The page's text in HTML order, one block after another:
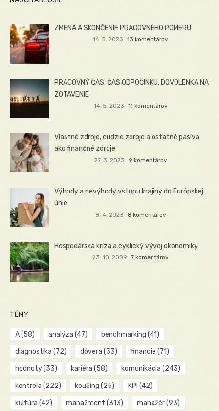
ZMENA A SKONČENIE PRACOVNÉHO POMERU
14. 5. 2023 13 komentárov
PRACOVNÝ ČAS, ČAS ODPOČINKU, DOVOLENKA NA
ZOTAVENIE
14. 5. 2023 11 komentárov
Vlastné zdroje, cudzie zdroje a ostatné pasíva
ako finančné zdroje
27. 3. 2023 9 komentárov
Výhody a nevýhody vstupu krajiny do Európskej
únie
8. 4. 2023 8 komentárov
Hospodárska kríza a cyklický vývoj ekonomiky
23. 10. 2009 7 komentárov
TÉMY
A(58) analýza (47) benchmarking (41)
diagnostika (72) dôvera (33) financie (71)
hodnoty(33) kariéra (58) komunikácia (243)
kontrola (222) koučing (25) KPI (42)
kultúra (42) manažment (313) manažér(93)